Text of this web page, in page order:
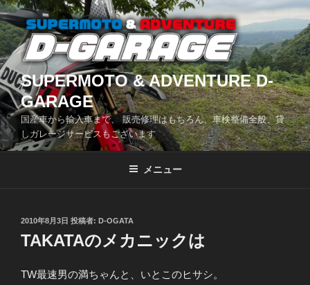
コ
ン
テ
ン
ツ
へ
ス
キ
ッ
SUPERMOTO & ADVENTURE D-
GARAGE
国産車から輸入車まで、 販売修理はもちろん、車検整備全般、貸
しガレージサービスもございます
メニュー
投
稿
日:
2010年8月3日 投稿者: D-OGATA
TAKATAのメカニックは
TW最速男の満ちゃんと、いとこのヒサシ。